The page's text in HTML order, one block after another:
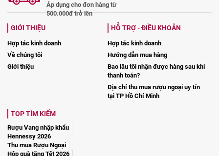
Áp dụng cho đơn hàng từ
500.000đ trở lên
GIỚI THIỆU
Hợp tác kinh doanh
Về chúng tôi
Giới thiệu
HỖ TRỢ - ĐIỀU KHOẢN
Hợp tác kinh doanh
Hướng dẫn mua hàng
Bao lâu tôi nhận được hàng sau khi
thanh toán?
Địa chỉ thu mua rượu ngoại uy tín
tại TP Hồ Chí Minh
TOP TÌM KIẾM
Rượu Vang nhập khẩu
Hennessy 2026
Thu mua Rượu Ngoại
Hộp quà tặng Tết 2026